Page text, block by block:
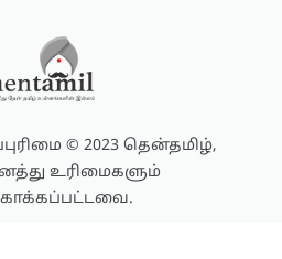
© 2023 தென்தமிழ்,
உரிமைகளும்